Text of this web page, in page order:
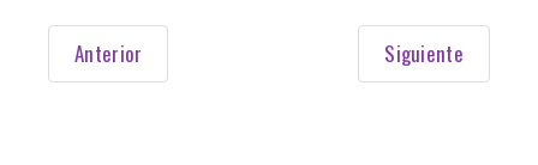
Anterior Siguiente